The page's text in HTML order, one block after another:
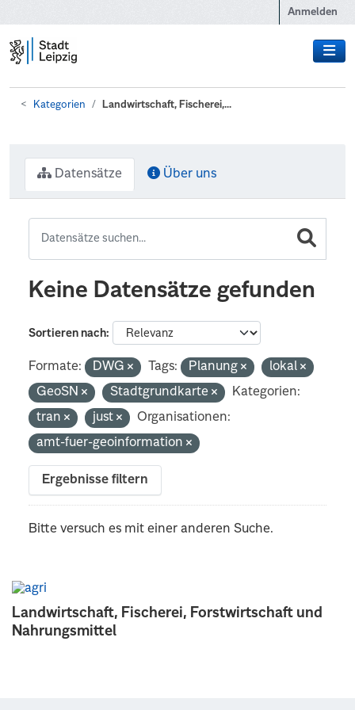
Anmelden
Kategorien Landwirtschaft, Fischerei,...
Landwirtschaft, Fischerei, Forstwirtschaft und
Nahrungsmittel
Datensätze Über uns
Keine Datensätze gefunden
Sortieren nach
Formate: DWG Tags: Planung
lokal
GeoSN
Stadtgrundkarte
Kategorien:
tran
just
Organisationen:
amt-fuer-geoinformation
Ergebnisse filtern
Bitte versuch es mit einer anderen Suche.